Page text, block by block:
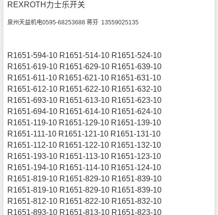
REXROTH力士乐开关
泉州天益机电0595-68253688 蒋芬 13559025135
R1651-594-10 R1651-514-10 R1651-524-10
R1651-619-10 R1651-629-10 R1651-639-10
R1651-611-10 R1651-621-10 R1651-631-10
R1651-612-10 R1651-622-10 R1651-632-10
R1651-693-10 R1651-613-10 R1651-623-10
R1651-694-10 R1651-614-10 R1651-624-10
R1651-119-10 R1651-129-10 R1651-139-10
R1651-111-10 R1651-121-10 R1651-131-10
R1651-112-10 R1651-122-10 R1651-132-10
R1651-193-10 R1651-113-10 R1651-123-10
R1651-194-10 R1651-114-10 R1651-124-10
R1651-819-10 R1651-829-10 R1651-839-10
R1651-819-10 R1651-829-10 R1651-839-10
R1651-812-10 R1651-822-10 R1651-832-10
R1651-893-10 R1651-813-10 R1651-823-10